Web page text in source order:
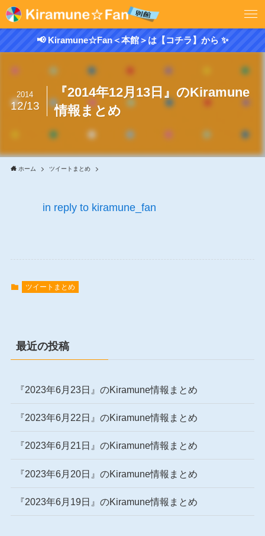
📢 Kiramune☆Fan＜本館＞は【コチラ】から ✨
『2014年12月13日』のKiramune
情報まとめ
2014
12/13
ホーム ツイートまとめ
in reply to kiramune_fan
ツイートまとめ
最近の投稿
『2023年6月23日』のKiramune情報まとめ
『2023年6月22日』のKiramune情報まとめ
『2023年6月21日』のKiramune情報まとめ
『2023年6月20日』のKiramune情報まとめ
『2023年6月19日』のKiramune情報まとめ